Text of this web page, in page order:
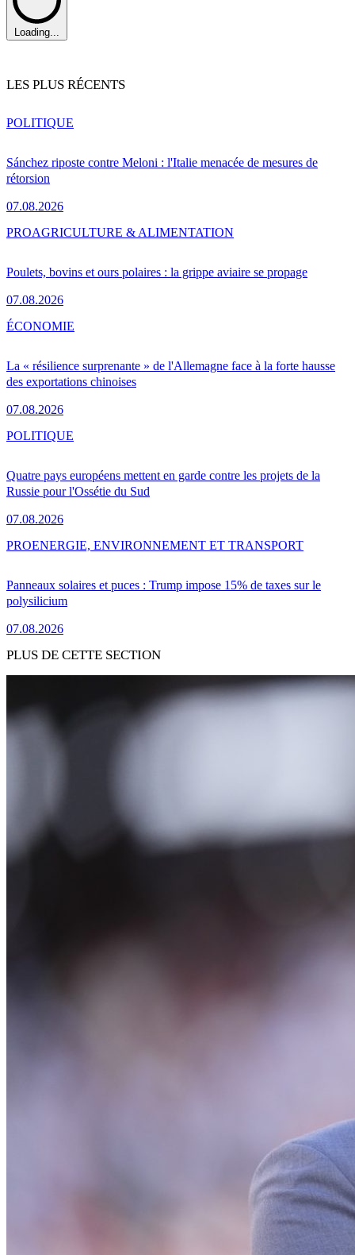
Loading...
LES PLUS RÉCENTS
Sánchez riposte contre Meloni : l'Italie menacée de mesures de
rétorsion
07.08.2026
POLITIQUE
Poulets, bovins et ours polaires : la grippe aviaire se propage
07.08.2026
PROAGRICULTURE & ALIMENTATION
La « résilience surprenante » de l'Allemagne face à la forte hausse
des exportations chinoises
07.08.2026
ÉCONOMIE
Quatre pays européens mettent en garde contre les projets de la
Russie pour l'Ossétie du Sud
07.08.2026
POLITIQUE
Panneaux solaires et puces : Trump impose 15% de taxes sur le
polysilicium
07.08.2026
PROENERGIE, ENVIRONNEMENT ET TRANSPORT
PLUS DE CETTE SECTION